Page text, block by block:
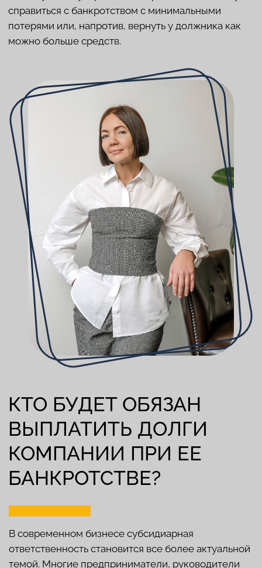
о стоимости доли участника, который решил
выйти из конфликта;
об оспаривании сделок общества и прочие.
Нередко бывает, что корпоративный спор
имиджа или масштаба и не только. Чтобы избежать
конфликтов внутри компании, лучше заранее об
этом позаботиться — правильно оформить
владение бизнесом, уставные документы и
определить варианты выхода из кризисных
ситуаций. В этом поможет опытный юрист. Как и в
том, чтобы выйти из конфликта с минимальными
потерями, если он уже неизбежен.
В сложных юридических ситуациях бизнесмены
обращаются к провереннойюридической
основатель фирмы, собрала команду опытных
специалистов, способных справиться с
нестандартными и спорными ситуациями в суде.
Профессионалы выполняют работу под ключ,
детально объясняя все права клиенту, и
минимизируют риски проигрыша дел.
ПОЛЕЗНЫЕ КОНТАКТЫ